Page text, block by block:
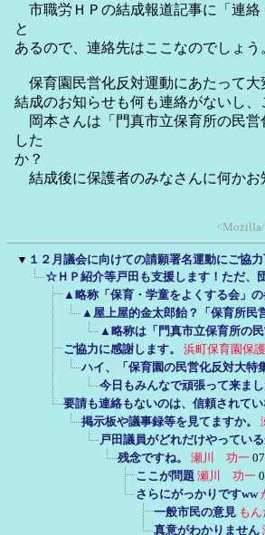
市職労ＨＰの結成報道記事に「連絡
と
あるので、連絡先はここなのでしょう
保育園民営化反対運動にあたって大
結成のお知らせも何も連絡がないし
岡本さんは「門真市立保育所の民営
した
か？
結成後に保護者のみなさんに何かお
<Mozilla/
▼ １２月議会に向けての請願署名運動にご協
☆ＨＰ紹介等戸田も支援します！ただ、
▲略称「保育・学童をよくする会」
▲屋上屋的金太郎飴？「保育所民
▲略称は「門真市立保育所の
ご協力に感謝します。
浜町保育園保
ハイ、「保育園の民営化反対大特
今日もみんなで頑張って来まし
要請も連絡もないのは、信頼されて
掲示板や議事録等を見てますか。
戸田議員がどれだけやってい
残念ですね。
瀬川 功一
ここが問題 瀬川 功一
さらにがっかりですww
一般市民の意見 もん
真意がわかりません